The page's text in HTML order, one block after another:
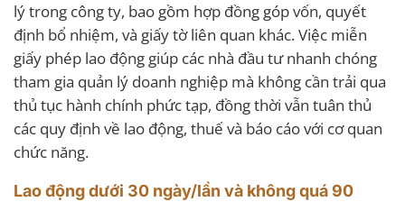
lý trong công ty, bao gồm hợp đồng góp vốn, quyết
định bổ nhiệm, và giấy tờ liên quan khác. Việc miễn
giấy phép lao động giúp các nhà đầu tư nhanh chóng
tham gia quản lý doanh nghiệp mà không cần trải qua
thủ tục hành chính phức tạp, đồng thời vẫn tuân thủ
các quy định về lao động, thuế và báo cáo với cơ quan
chức năng.
Lao động dưới 30 ngày/lần và không quá 90